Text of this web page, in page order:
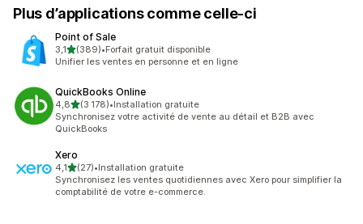
Plus d’applications comme celle-ci
Point of Sale
3,1étoile(s) sur 5
(389)
389 avis au total
•Forfait gratuit disponible
Unifier les ventes en personne et en ligne
QuickBooks Online
4,8étoile(s) sur 5
(3 178)
3178 avis au total
•Installation gratuite
Synchronisez votre activité de vente au détail et B2B avec
QuickBooks
Xero
4,1étoile(s) sur 5
(27)
27 avis au total
•Installation gratuite
Synchronisez les ventes quotidiennes avec Xero pour simplifier la
comptabilité de votre e-commerce.